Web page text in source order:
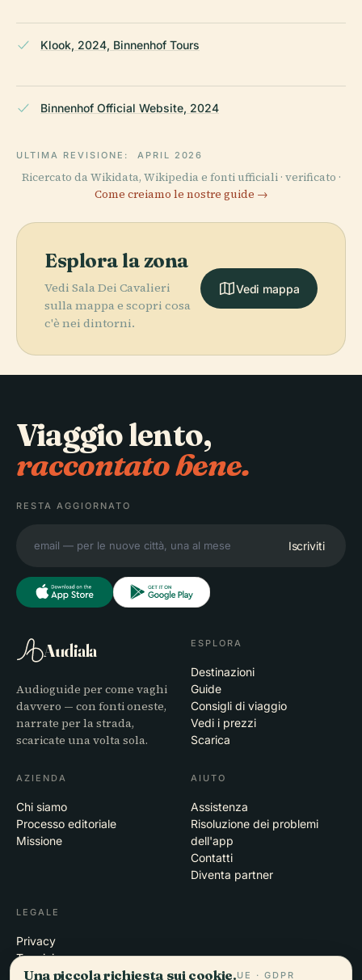
Klook, 2024, Binnenhof Tours
Binnenhof Official Website, 2024
ULTIMA REVISIONE: APRIL 2026
Ricercato da Wikidata, Wikipedia e fonti ufficiali · verificato ·
Come creiamo le nostre guide →
Esplora la zona
Vedi Sala Dei Cavalieri
sulla mappa e scopri cosa
c'è nei dintorni.
Vedi mappa
Viaggio lento,
raccontato bene.
RESTA AGGIORNATO
Iscriviti
Audiala
Audioguide per come vaghi
davvero — con fonti oneste,
narrate per la strada,
scaricate una volta sola.
ESPLORA
Destinazioni
Guide
Consigli di viaggio
Vedi i prezzi
Scarica
AZIENDA
Chi siamo
Processo editoriale
Missione
AIUTO
Assistenza
Risoluzione dei problemi
dell'app
Contatti
Diventa partner
LEGALE
Privacy
Termini
Impostazioni cookie
Una piccola richiesta sui cookie.UE · GDPR